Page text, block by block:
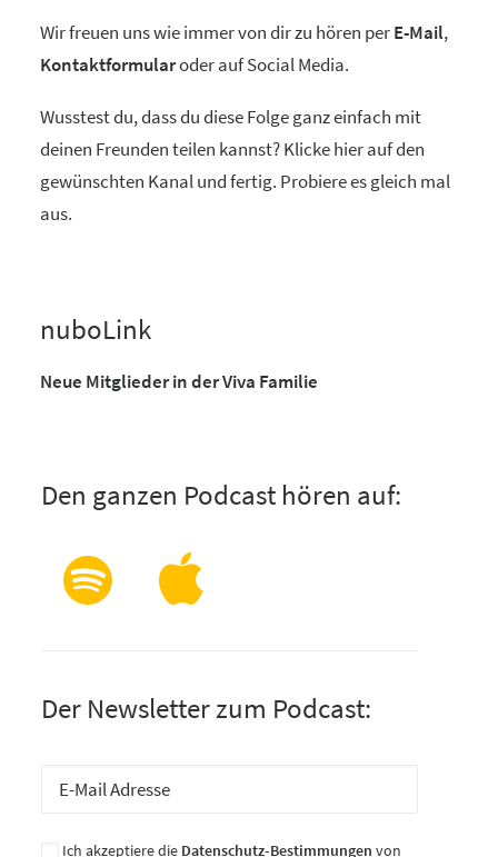
Wir freuen uns wie immer von dir zu hören perE-Mail,
Kontaktformularoder auf Social Media.
Wusstest du, dass du diese Folge ganz einfach mit
deinen Freunden teilen kannst? Klicke hier auf den
gewünschten Kanal und fertig. Probiere es gleich mal
aus.
nuboLink
Neue Mitglieder in der Viva Familie
Den ganzen Podcast hören auf:
Der Newsletter zum Podcast:
Ich akzeptiere die Datenschutz-Bestimmungen von